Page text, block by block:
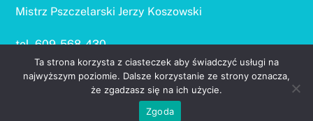
Mistrz Pszczelarski Jerzy Koszowski
tel. 609-568-430
e-mail: koszowski.j@onet.pl
Ta strona korzysta z ciasteczek aby świadczyć usługi na
najwyższym poziomie. Dalsze korzystanie ze strony oznacza,
że zgadzasz się na ich użycie.
Zgoda